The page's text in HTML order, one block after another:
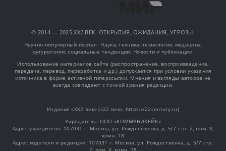
© 2014 — 2025 XX2 ВЕК. ОТКРЫТИЯ, ОЖИДАНИЯ, УГРОЗЫ.
Научно-популярный портал. Наука, техника, технологии, медицина,
футурология, социальные тенденции. Новости и публикации.
Использование материалов сайта (распространение, воспроизведение,
передача, перевод, переработка и др.) допускается при условии указания
источника в форме активной гиперссылки. Мнения и взгляды авторов не
всегда совпадают с точкой зрения редакции.
Издание «XX2 век» («22 век», https://22century.ru)
Учредитель: OOO «КОММУНИКЕЙК»
Адрес учредителя: 107031 г. Москва, ул. Рождественка, д. 5/7 стр. 2, пом. V,
комн. 18
Адрес издателя и редакции: 107031 г. Москва, ул. Рождественка, д. 5/7 стр.